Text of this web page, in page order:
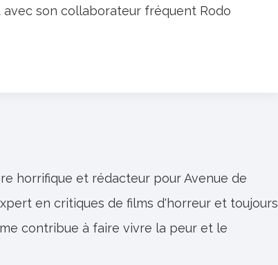
son collaborateur fréquent Rodo
horrifique et rédacteur pour Avenue de
en critiques de films d'horreur et toujours
contribue à faire vivre la peur et le